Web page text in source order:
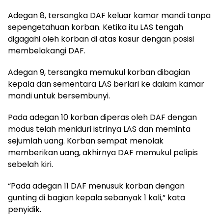
Adegan 8, tersangka DAF keluar kamar mandi tanpa
sepengetahuan korban. Ketika itu LAS tengah
digagahi oleh korban di atas kasur dengan posisi
membelakangi DAF.
Adegan 9, tersangka memukul korban dibagian
kepala dan sementara LAS berlari ke dalam kamar
mandi untuk bersembunyi.
Pada adegan 10 korban diperas oleh DAF dengan
modus telah meniduri istrinya LAS dan meminta
sejumlah uang. Korban sempat menolak
memberikan uang, akhirnya DAF memukul pelipis
sebelah kiri.
“Pada adegan 11 DAF menusuk korban dengan
gunting di bagian kepala sebanyak 1 kali,” kata
penyidik.